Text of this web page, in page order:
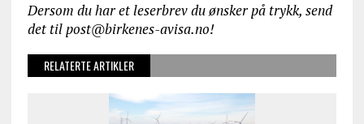
Dersom du har et leserbrev du ønsker på trykk, send
det til post@birkenes-avisa.no!
RELATERTE ARTIKLER